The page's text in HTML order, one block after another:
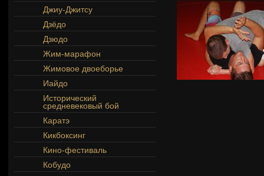
Джиу-Джитсу
Дзёдо
Дзюдо
Жим-марафон
Жимовое двоеборье
Иайдо
Исторический
средневековый бой
Каратэ
Кикбоксинг
Кино-фестиваль
Кобудо